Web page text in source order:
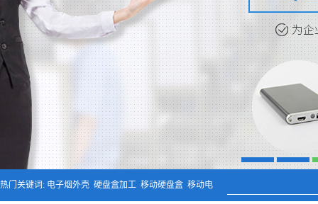
无线充铝外壳
硬盘盒铝外壳
音响铝外壳加工
精密铝型材制品
1 2 3
热门关键词: 电子烟外壳 硬盘盒加工 移动硬盘盒 移动电